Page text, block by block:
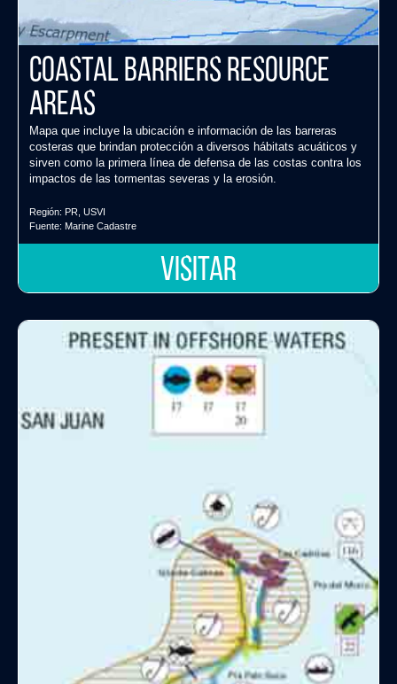
Coastal Barriers Resource
Areas
Mapa que incluye la ubicación e información de las barreras
costeras que brindan protección a diversos hábitats acuáticos y
sirven como la primera línea de defensa de las costas contra los
impactos de las tormentas severas y la erosión.
Región: PR USVI
Fuente: Marine Cadastre
VISITAR